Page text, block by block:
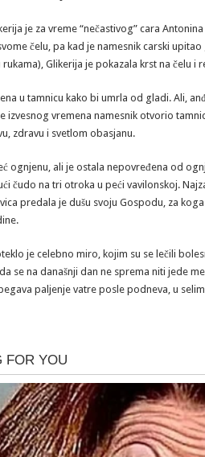
je za vreme “nečastivog” cara
čelu, pa kad je namesnik carski
rukama), Glikerija je pokazala krst na čelu i
u tamnicu kako bi umrla od gladi. Ali,
izvesnog vremena namesnik otvorio
zdravu i svetlom obasjanu.
ognjenu, ali je ostala nepovređena od
čudo na tri otroka u peći vavilonskoj.
predala je dušu svoju Gospodu, za
je celebno miro, kojim su se lečili
se na današnji dan ne sprema niti jede
paljenje vatre posle podneva, u